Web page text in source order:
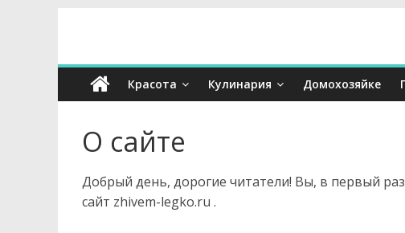
Ж
и
в
е
Красота Кулинария Домохозяйке
О сайте
Добрый день, дорогие читатели! Вы, в первый
сайт zhivem-legko.ru .